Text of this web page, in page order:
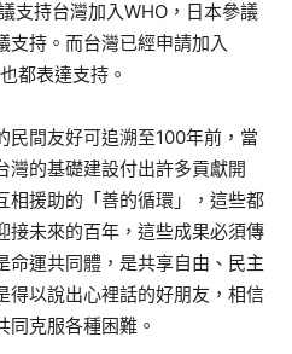
支持台灣加入WHO，日本參議
支持。而台灣已經申請加入
都表達支持。
間友好可追溯至100年前，當
灣的基礎建設付出許多貢獻開
相援助的「善的循環」，這些都
接未來的百年，這些成果必須傳
命運共同體，是共享自由、民主
得以說出心裡話的好朋友，相信
同克服各種困難。